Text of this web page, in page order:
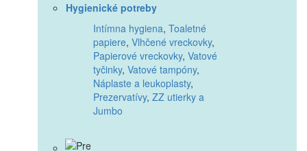
Hygienické potreby
Intímna hygiena, Toaletné
papiere, Vlhčené vreckovky,
Papierové vreckovky, Vatové
tyčinky, Vatové tampóny,
Náplaste a leukoplasty,
Prezervatívy, ZZ utierky a
Jumbo